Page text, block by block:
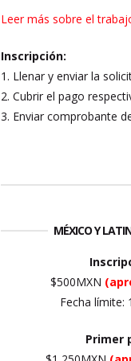
Leer más sobre el
Inscripción:
1. Llenar y enviar la
2. Cubrir el pago
3. Enviar comprobante
MÉXICO Y
$500MXN
Fecha límite:
Primer